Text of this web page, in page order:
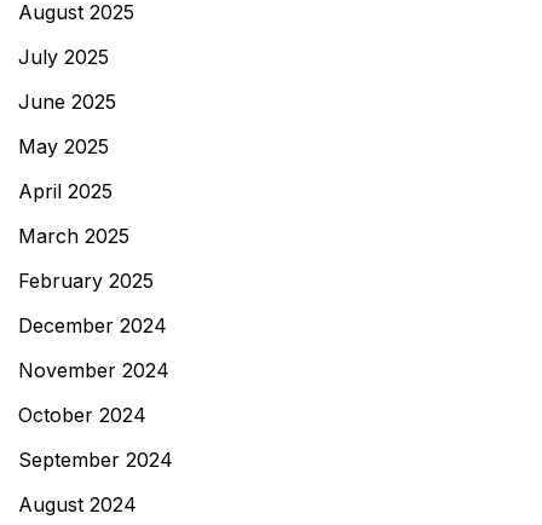
August 2025
July 2025
June 2025
May 2025
April 2025
March 2025
February 2025
December 2024
November 2024
October 2024
September 2024
August 2024